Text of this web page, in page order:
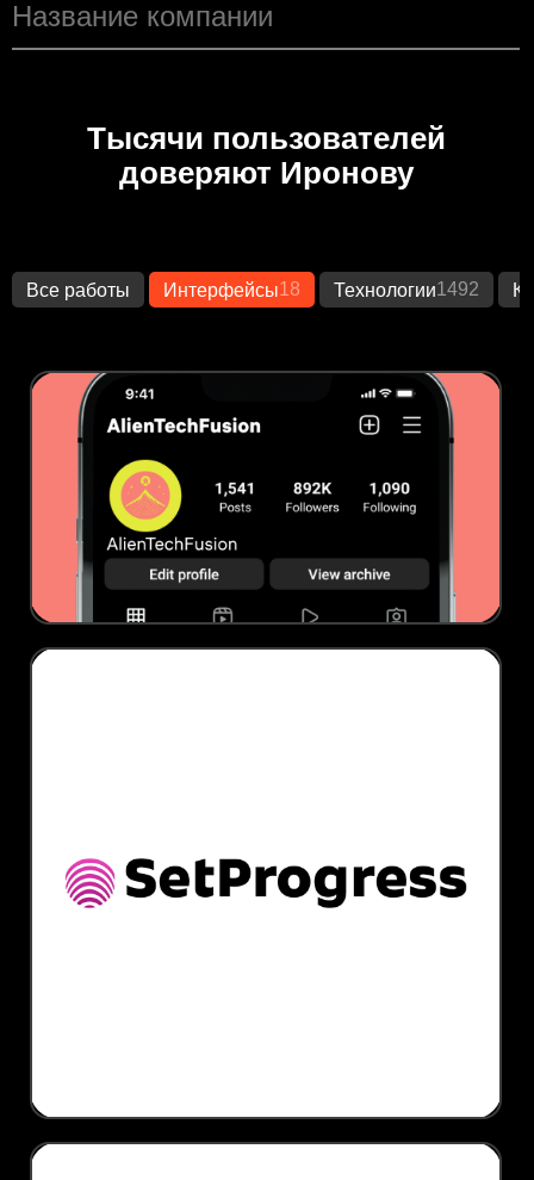
Тысячи пользователей
доверяют Иронову
Все работы Интерфейсы18 Технологии1492